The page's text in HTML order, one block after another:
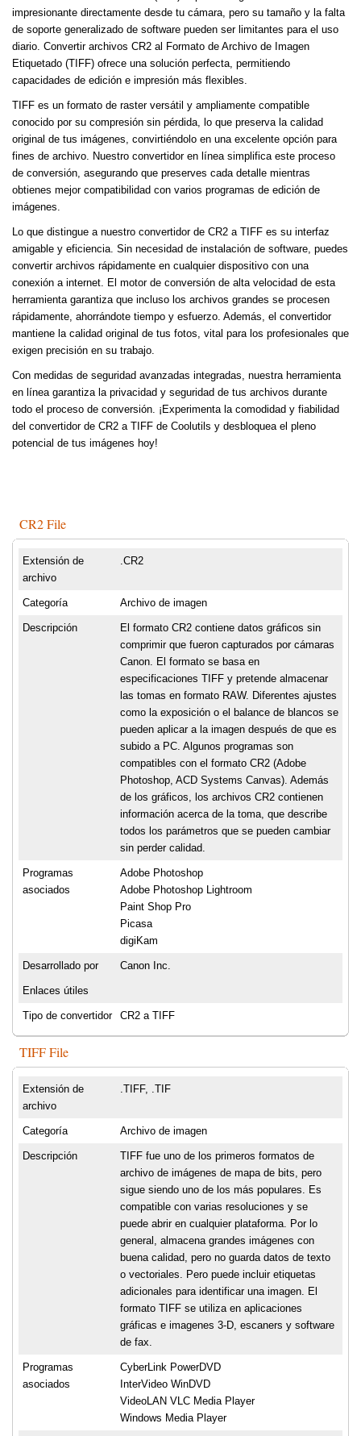
impresionante directamente desde tu cámara, pero su tamaño y la falta
de soporte generalizado de software pueden ser limitantes para el uso
diario. Convertir archivos CR2 al Formato de Archivo de Imagen
Etiquetado (TIFF) ofrece una solución perfecta, permitiendo
capacidades de edición e impresión más flexibles.
TIFF es un formato de raster versátil y ampliamente compatible
conocido por su compresión sin pérdida, lo que preserva la calidad
original de tus imágenes, convirtiéndolo en una excelente opción para
fines de archivo. Nuestro convertidor en línea simplifica este proceso
de conversión, asegurando que preserves cada detalle mientras
obtienes mejor compatibilidad con varios programas de edición de
imágenes.
Lo que distingue a nuestro convertidor de CR2 a TIFF es su interfaz
amigable y eficiencia. Sin necesidad de instalación de software, puedes
convertir archivos rápidamente en cualquier dispositivo con una
conexión a internet. El motor de conversión de alta velocidad de esta
herramienta garantiza que incluso los archivos grandes se procesen
rápidamente, ahorrándote tiempo y esfuerzo. Además, el convertidor
mantiene la calidad original de tus fotos, vital para los profesionales que
exigen precisión en su trabajo.
Con medidas de seguridad avanzadas integradas, nuestra herramienta
en línea garantiza la privacidad y seguridad de tus archivos durante
todo el proceso de conversión. ¡Experimenta la comodidad y fiabilidad
del convertidor de CR2 a TIFF de Coolutils y desbloquea el pleno
potencial de tus imágenes hoy!
CR2 File
Extensión de
archivo
.CR2
Categoría Archivo de imagen
Descripción
El formato CR2 contiene datos gráficos sin
comprimir que fueron capturados por cámaras
Canon. El formato se basa en
especificaciones TIFF y pretende almacenar
las tomas en formato RAW. Diferentes ajustes
como la exposición o el balance de blancos se
pueden aplicar a la imagen después de que es
subido a PC. Algunos programas son
compatibles con el formato CR2 (Adobe
Photoshop, ACD Systems Canvas). Además
de los gráficos, los archivos CR2 contienen
información acerca de la toma, que describe
todos los parámetros que se pueden cambiar
sin perder calidad.
Programas
asociados
Adobe Photoshop
Adobe Photoshop Lightroom
Paint Shop Pro
Picasa
digiKam
Desarrollado por Canon Inc.
Enlaces útiles
Tipo de convertidor CR2 a TIFF
TIFF File
Extensión de
archivo
.TIFF, .TIF
Categoría Archivo de imagen
Descripción
TIFF fue uno de los primeros formatos de
archivo de imágenes de mapa de bits, pero
sigue siendo uno de los más populares. Es
compatible con varias resoluciones y se
puede abrir en cualquier plataforma. Por lo
general, almacena grandes imágenes con
buena calidad, pero no guarda datos de texto
o vectoriales. Pero puede incluir etiquetas
adicionales para identificar una imagen. El
formato TIFF se utiliza en aplicaciones
gráficas e imagenes 3-D, escaners y software
de fax.
Programas
asociados
CyberLink PowerDVD
InterVideo WinDVD
VideoLAN VLC Media Player
Windows Media Player